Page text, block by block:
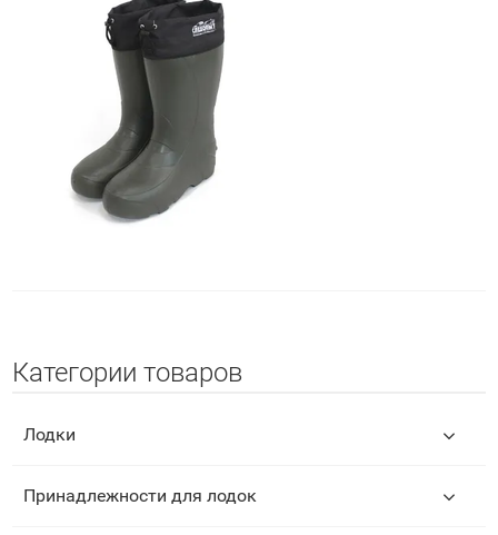
Категории товаров
Лодки
Принадлежности для лодок